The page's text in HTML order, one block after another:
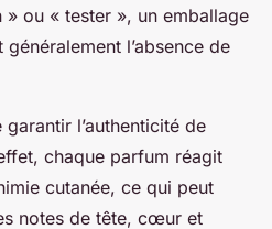
ou « tester », un emballage
l’absence de
l’authenticité de
chaque parfum réagit
cutanée, ce qui peut
notes de tête, cœur et